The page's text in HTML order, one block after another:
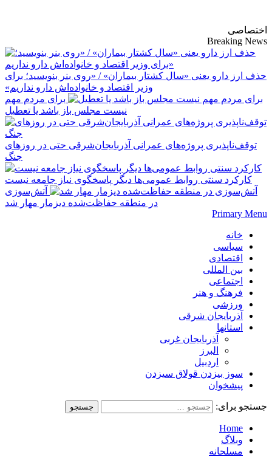
اختصاصی
Breaking News
حذف ارز دارو یعنی «سال کشتار بیماران» / «روی بنر بنویسید؛ برای
وزیر اقتصاد و خانواده‌اش دارو نداریم»
برای مردم مهم
نیست مجلس باز باشد یا تعطیل
توقف‌ناپذیری پروژه‌های عمرانی آذربایجان‌شرقی حتی در روزهای
جنگ
کارکرد سنتی روابط عمومی‌ها دیگر پاسخگوی نیاز جامعه نیست
آتش‌سوزی
در منطقه حفاظت‌شده دیزمار مهار شد
Primary Menu
خانه
سیاسی
اقتصادی
بین المللی
اجتماعی
فرهنگ و هنر
ورزشی
آذربایجان شرقی
استانها
آذربایجان غربی
البرز
اردبیل
سوز بیزدن قولاق سیزدن
پیشخوان
جستجو برای:
Home
وبلاگ
مسلحانه